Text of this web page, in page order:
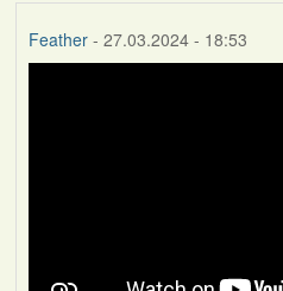
Feather- 27.03.2024 - 18:53